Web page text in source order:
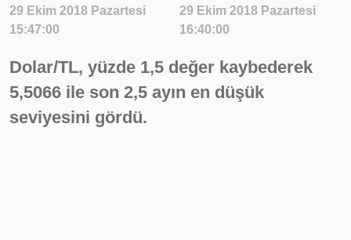
29 Ekim 2018 Pazartesi
15:47:00
29 Ekim 2018 Pazartesi
16:40:00
Dolar/TL, yüzde 1,5 değer kaybederek
5,5066 ile son 2,5 ayın en düşük
seviyesini gördü.